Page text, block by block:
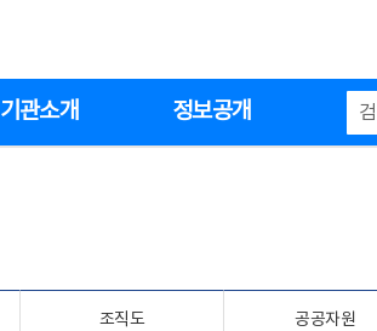
기관소개 정보공개
조직도 공공자원